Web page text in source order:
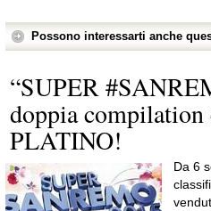
Possono interessarti anche
“SUPER
doppia
PLATINO!
Da 6